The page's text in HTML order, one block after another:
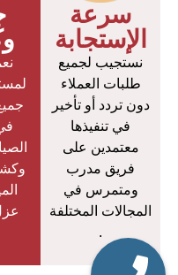
سرعة
الإستجابة
نستجيب لجميع
طلبات العملاء
دون تردد أو تأخير
في تنفيذها
معتمدين على
فريق مدرب
ومتمرس في
المجالات المختلفة
.